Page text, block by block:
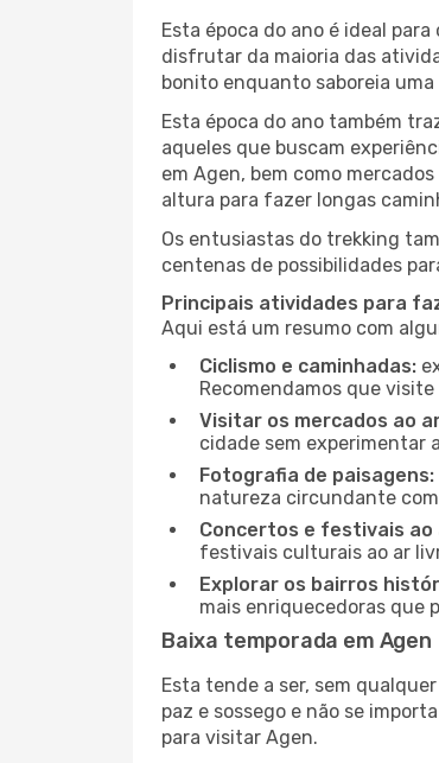
Esta época do ano é ideal
disfrutar da maioria das
bonito enquanto saboreia
Esta época do ano também
aqueles que buscam
em Agen, bem como
altura para fazer longas
Os entusiastas do trekking
centenas de possibilidades
Principais atividades para
Aqui está um resumo com
Ciclismo e caminhadas:
Recomendamos que
Visitar os mercados ao
cidade sem experimentar
Fotografia de paisagens:
natureza circundante com
Concertos e festivais ao
festivais culturais ao ar
Explorar os bairros
mais enriquecedoras que
Baixa temporada em Agen
Esta tende a ser, sem
paz e sossego e não se
para visitar Agen.